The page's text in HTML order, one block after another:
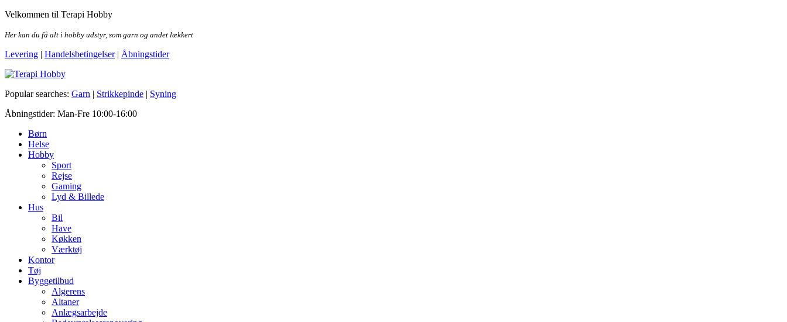
Skip
the
Velkommen til Terapi Hobby
Her kan du få alt i hobby udstyr, som garn og andet lækkert
Levering | Handelsbetingelser| Åbningstider
Terapi Hobby
Popular searches: Garn | Strikkepinde | Syning
Åbningstider: Man-Fre 10:00-16:00
Børn
Helse
Hobby
Sport
Rejse
Gaming
Lyd & Billede
Hus
Bil
Have
Køkken
Værktøj
Kontor
Tøj
Byggetilbud
Algerens
Altaner
Anlægsarbejde